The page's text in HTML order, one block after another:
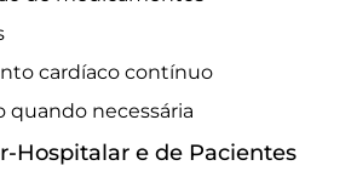
cardíaco contínuo
quando necessária
Hospitalar e de Pacientes